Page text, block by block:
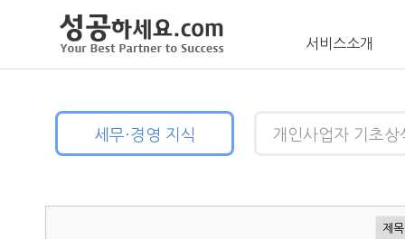
서비스소개
세무·경영 지식 개인사업자 기초상